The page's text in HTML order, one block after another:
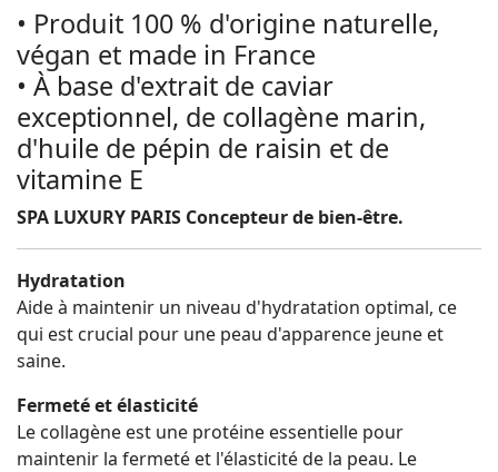
• Produit 100 % d'origine naturelle,
végan et made in France
• À base d'extrait de caviar
exceptionnel, de collagène marin,
d'huile de pépin de raisin et de
vitamine E
SPA LUXURY PARIS Concepteur de bien-être.
Hydratation
Aide à maintenir un niveau d'hydratation optimal, ce
qui est crucial pour une peau d'apparence jeune et
saine.
Fermeté et élasticité
Le collagène est une protéine essentielle pour
maintenir la fermeté et l'élasticité de la peau. Le